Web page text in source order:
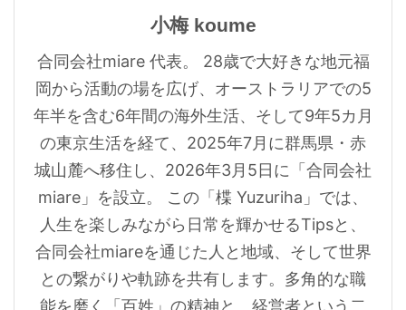
小梅 koume
合同会社miare 代表。 28歳で大好きな地元福
岡から活動の場を広げ、オーストラリアでの5
年半を含む6年間の海外生活、そして9年5カ月
の東京生活を経て、2025年7月に群馬県・赤
城山麓へ移住し、2026年3月5日に「合同会社
miare」を設立。 この「楪 Yuzuriha」では、
人生を楽しみながら日常を輝かせるTipsと、
合同会社miareを通じた人と地域、そして世界
との繋がりや軌跡を共有します。多角的な職
能を磨く「百姓」の精神と、経営者という二